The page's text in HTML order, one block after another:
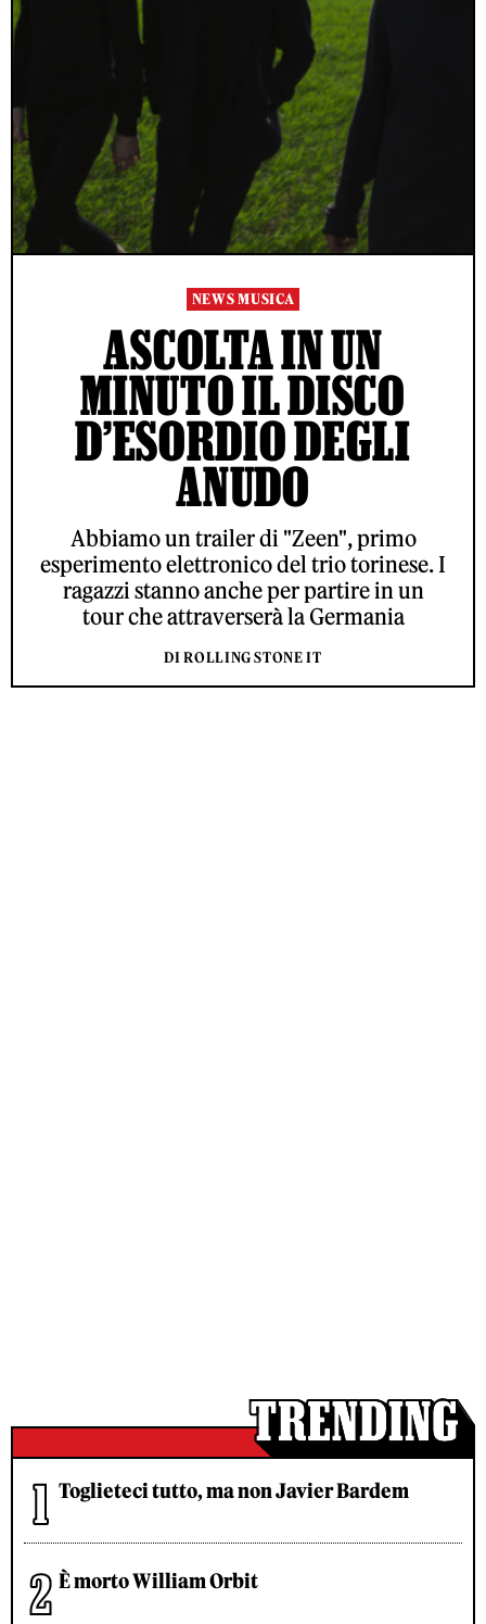
NEWS MUSICA
ASCOLTA IN UN
MINUTO IL DISCO
D’ESORDIO DEGLI
ANUDO
Abbiamo un trailer di "Zeen", primo
esperimento elettronico del trio torinese. I
ragazzi stanno anche per partire in un
tour che attraverserà la Germania
DI ROLLING STONE IT
Toglieteci tutto, ma non Javier Bardem
È morto William Orbit